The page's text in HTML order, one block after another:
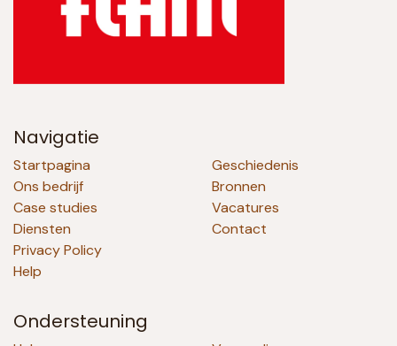
Navigatie
Startpagina
Ons bedrijf
Case studies
Diensten
Privacy Policy
Help
Geschiedenis
Bronnen
Vacatures
Contact
Ondersteuning